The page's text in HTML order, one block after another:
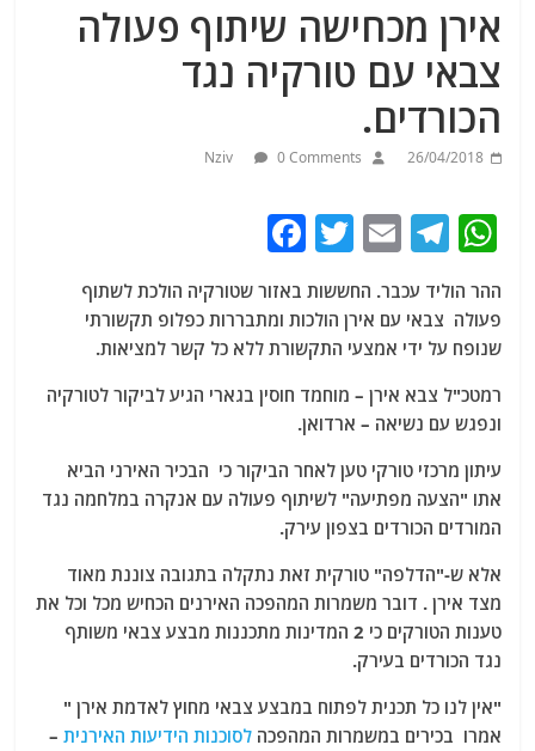
אירן מכחישה שיתוף פעולה
צבאי עם טורקיה נגד
הכורדים.
26/04/2018
Nziv 0 Comments
W
h
at
s
A
p
p
T
e
g
ra
m
E
ai
l
T
itt
er
c
e
b
o
o
k
ההר הוליד עכבר. החששות באזור שטורקיה הולכת לשתוף
פעולה צבאי עם אירן הולכות ומתבררות כפלופ תקשורתי
שנופח על ידי אמצעי התקשורת ללא כל קשר למציאות.
רמטכ"ל צבא אירן – מוחמד חוסין בגארי הגיע לביקור לטורקיה
ונפגש עם נשיאה – ארדואן.
עיתון מרכזי טורקי טען לאחר הביקור כי הבכיר האירני הביא
אתו "הצעה מפתיעה" לשיתוף פעולה עם אנקרה במלחמה נגד
המורדים הכורדים בצפון עירק.
אלא ש-"הדלפה" טורקית זאת נתקלה בתגובה צוננת מאוד
מצד אירן . דובר משמרות המהפכה האירנים הכחיש מכל וכל את
טענות הטורקים כי 2 המדינות מתכננות מבצע צבאי משותף
נגד הכורדים בעירק.
"אין לנו כל תכנית לפתוח במבצע צבאי מחוץ לאדמת אירן "
אמרו בכירים במשמרות המהפכהלסוכנות הידיעות האירנית –